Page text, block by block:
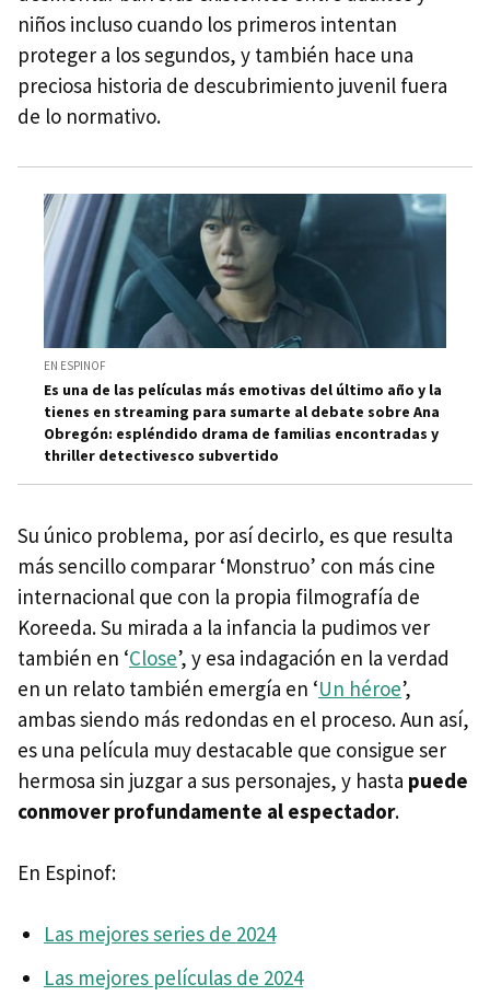
niños incluso cuando los primeros intentan
proteger a los segundos, y también hace una
preciosa historia de descubrimiento juvenil fuera
de lo normativo.
EN ESPINOF
Es una de las películas más emotivas del último año y la
tienes en streaming para sumarte al debate sobre Ana
Obregón: espléndido drama de familias encontradas y
thriller detectivesco subvertido
Su único problema, por así decirlo, es que resulta
más sencillo comparar ‘Monstruo’ con más cine
internacional que con la propia filmografía de
Koreeda. Su mirada a la infancia la pudimos ver
también en ‘Close’, y esa indagación en la verdad
en un relato también emergía en ‘Un héroe’,
ambas siendo más redondas en el proceso. Aun así,
es una película muy destacable que consigue ser
hermosa sin juzgar a sus personajes, y hasta puede
conmover profundamente al espectador.
En Espinof:
Las mejores series de 2024
Las mejores películas de 2024